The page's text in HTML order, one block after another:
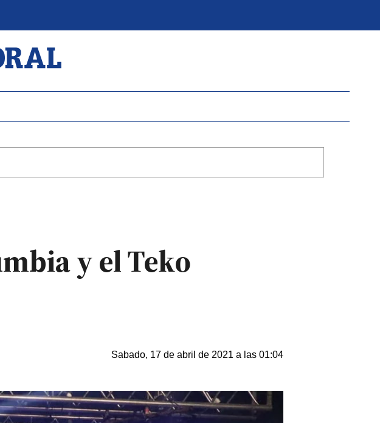
y el Teko
Sabado, 17 de abril de 2021 a las 01:04